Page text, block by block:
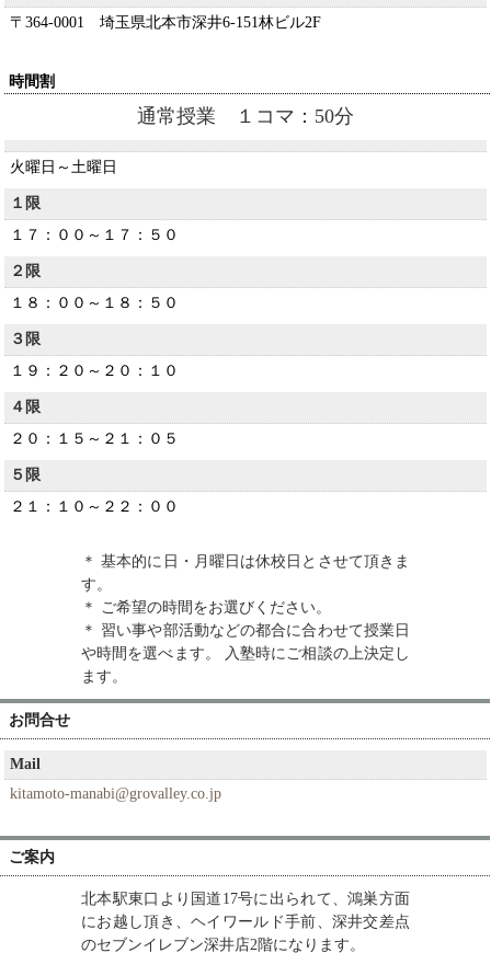
〒364-0001 埼玉県北本市深井6-151林ビル2F
時間割
通常授業 １コマ：50分
火曜日～土曜日
１限
１７：００～１７：５０
２限
１８：００～１８：５０
３限
１９：２０～２０：１０
４限
２０：１５～２１：０５
５限
２１：１０～２２：００
＊ 基本的に日・月曜日は休校日とさせて頂きま
す。
＊ ご希望の時間をお選びください。
＊ 習い事や部活動などの都合に合わせて授業日
や時間を選べます。 入塾時にご相談の上決定し
ます。
お問合せ
Mail
kitamoto-manabi@grovalley.co.jp
ご案内
北本駅東口より国道17号に出られて、鴻巣方面
にお越し頂き、ヘイワールド手前、深井交差点
のセブンイレブン深井店2階になります。
はじめての方へ
お問い合わせ
HOME
検索
Mobile Theme